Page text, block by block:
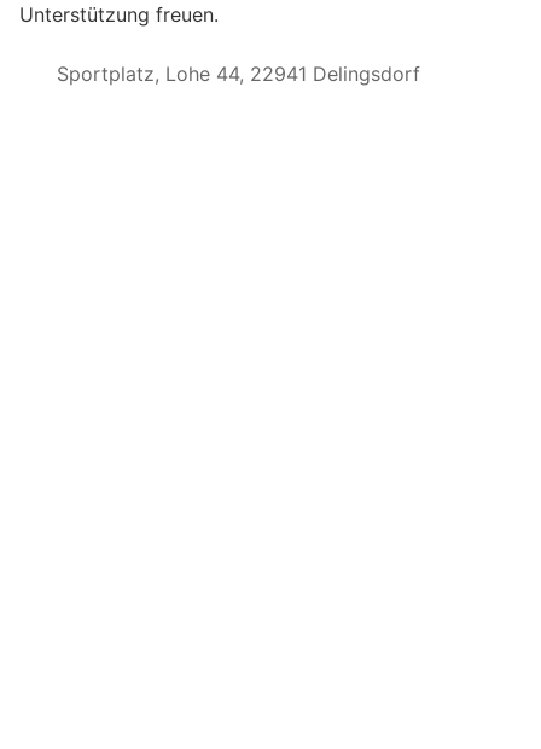
Unterstützung freuen.
Sportplatz, Lohe 44, 22941 Delingsdorf